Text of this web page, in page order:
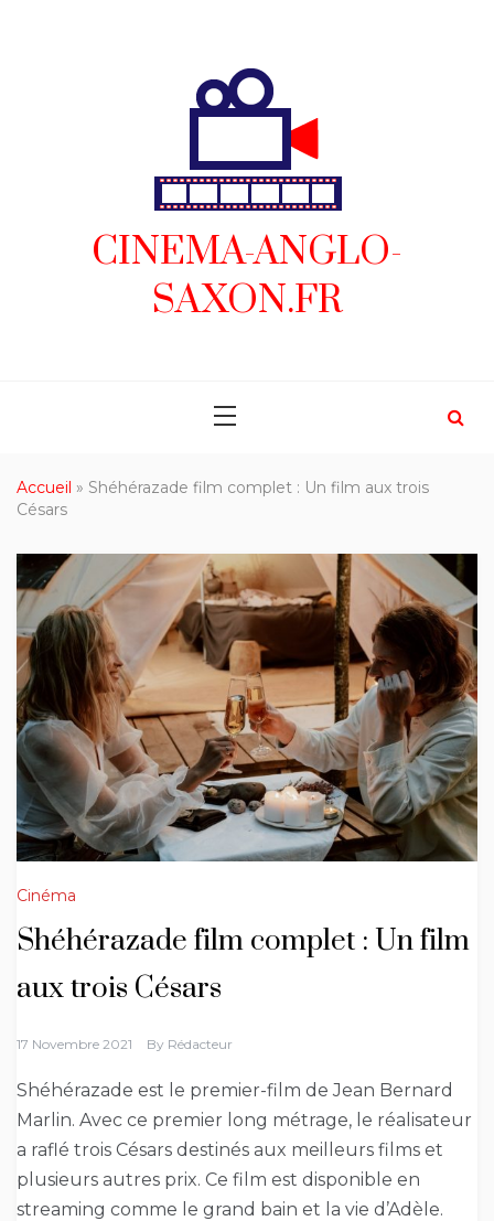
CINEMA-ANGLO-
SAXON.FR
Accueil » Shéhérazade film complet : Un film aux trois
Césars
Cinéma
Shéhérazade film complet : Un film
aux trois Césars
17 Novembre 2021 By Rédacteur
Shéhérazade est le premier-film de Jean Bernard
Marlin. Avec ce premier long métrage, le réalisateur
a raflé trois Césars destinés aux meilleurs films et
plusieurs autres prix. Ce film est disponible en
streaming comme le grand bain et la vie d’Adèle.